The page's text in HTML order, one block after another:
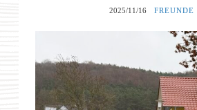
2025/11/16 FREUNDE